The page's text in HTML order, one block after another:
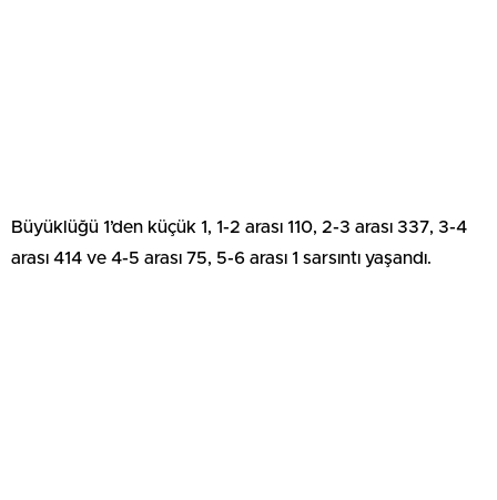
Büyüklüğü 1’den küçük 1, 1-2 arası 110, 2-3 arası 337, 3-4
arası 414 ve 4-5 arası 75, 5-6 arası 1 sarsıntı yaşandı.